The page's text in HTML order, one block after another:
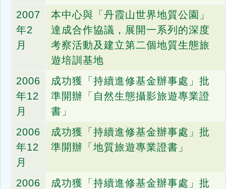
2007
年2
月
本中心與「丹霞山世界地質公園」
達成合作協議，展開一系列的深度
考察活動及建立第二個地質生態旅
遊培訓基地
2006
年12
月
成功獲「持續進修基金辦事處」批
準開辦「自然生態攝影旅遊專業證
書」
2006
年12
月
成功獲「持續進修基金辦事處」批
準開辦「地質旅遊專業證書」
2006
成功獲「持續進修基金辦事處」批